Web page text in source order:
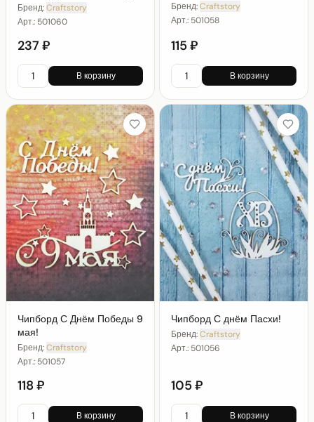
Бренд:Craftstory
Арт.: 501060
237 ₽
В корзину
Бренд:Craftstory
Арт.: 501058
115 ₽
В корзину
Чипборд С Днём Победы 9
мая!
Бренд:Craftstory
Арт.: 501057
118 ₽
В корзину
Чипборд С днём Пасхи!
Бренд:Craftstory
Арт.: 501056
105 ₽
В корзину